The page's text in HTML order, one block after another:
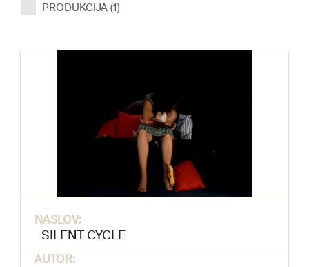
PRODUKCIJA (1)
NASLOV:
SILENT CYCLE
AUTOR: